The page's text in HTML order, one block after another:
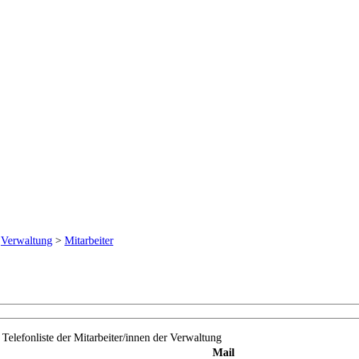
Verwaltung > Mitarbeiter
Telefonliste der Mitarbeiter/innen der Verwaltung
Mail